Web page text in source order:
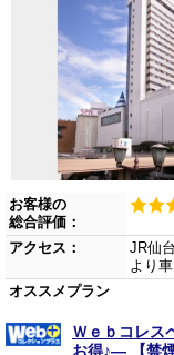
お客様の
総合評価：
アクセス：
JR仙
より
オススメプラン
Ｗｅｂコレ
お得♪― 【禁